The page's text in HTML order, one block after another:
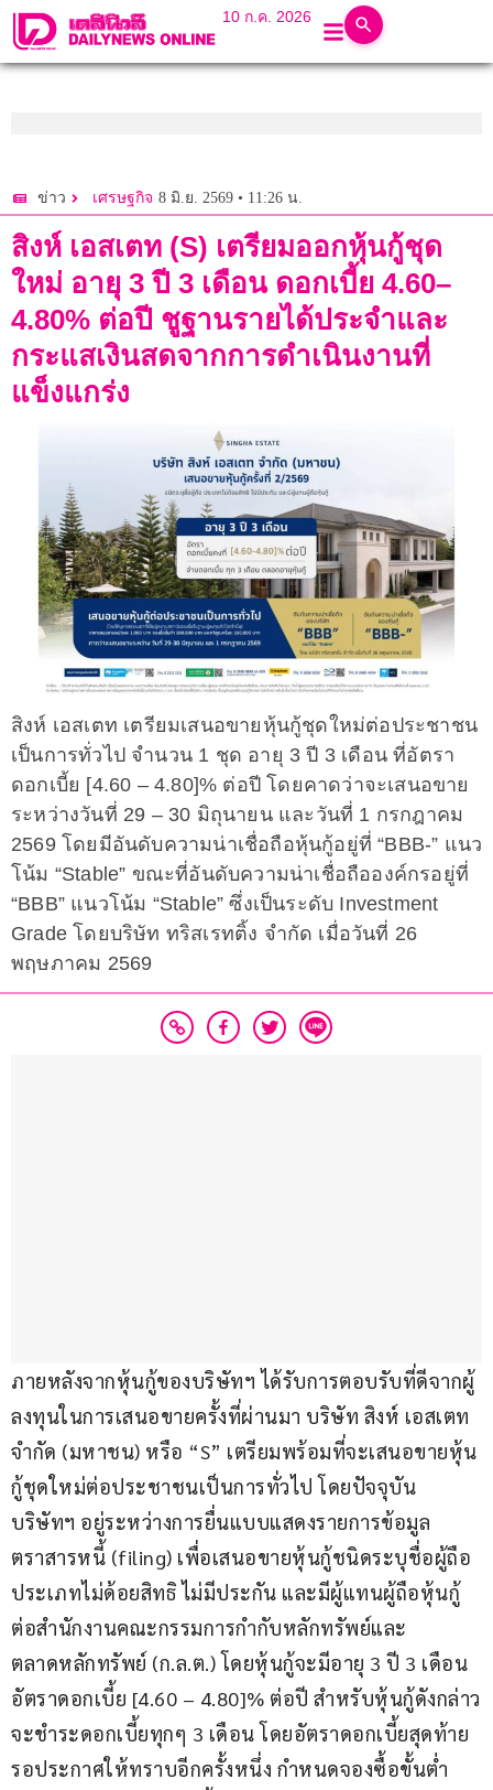
10 ก.ค. 2026
ข่าว เศรษฐกิจ 8 มิ.ย. 2569 • 11:26 น.
สิงห์ เอสเตท (S) เตรียมออกหุ้นกู้ชุด
ใหม่ อายุ 3 ปี 3 เดือน ดอกเบี้ย 4.60–
4.80% ต่อปี ชูฐานรายได้ประจำและ
กระแสเงินสดจากการดำเนินงานที่
แข็งแกร่ง
สิงห์ เอสเตท เตรียมเสนอขายหุ้นกู้ชุดใหม่ต่อประชาชน
เป็นการทั่วไป จำนวน 1 ชุด อายุ 3 ปี 3 เดือน ที่อัตรา
ดอกเบี้ย [4.60 – 4.80]% ต่อปี โดยคาดว่าจะเสนอขาย
ระหว่างวันที่ 29 – 30 มิถุนายน และวันที่ 1 กรกฎาคม
2569 โดยมีอันดับความน่าเชื่อถือหุ้นกู้อยู่ที่ “BBB-” แนว
โน้ม “Stable” ขณะที่อันดับความน่าเชื่อถือองค์กรอยู่ที่
“BBB” แนวโน้ม “Stable” ซึ่งเป็นระดับ Investment
Grade โดยบริษัท ทริสเรทติ้ง จำกัด เมื่อวันที่ 26
พฤษภาคม 2569
ภายหลังจากหุ้นกู้ของบริษัทฯ ได้รับการตอบรับที่ดีจากผู้
ลงทุนในการเสนอขายครั้งที่ผ่านมา บริษัท สิงห์ เอสเตท
จำกัด (มหาชน) หรือ “S” เตรียมพร้อมที่จะเสนอขายหุ้น
กู้ชุดใหม่ต่อประชาชนเป็นการทั่วไป โดยปัจจุบัน
บริษัทฯ อยู่ระหว่างการยื่นแบบแสดงรายการข้อมูล
ตราสารหนี้ (filing) เพื่อเสนอขายหุ้นกู้ชนิดระบุชื่อผู้ถือ
ประเภทไม่ด้อยสิทธิ ไม่มีประกัน และมีผู้แทนผู้ถือหุ้นกู้
ต่อสำนักงานคณะกรรมการกำกับหลักทรัพย์และ
ตลาดหลักทรัพย์ (ก.ล.ต.) โดยหุ้นกู้จะมีอายุ 3 ปี 3 เดือน
อัตราดอกเบี้ย [4.60 – 4.80]% ต่อปี สำหรับหุ้นกู้ดังกล่าว
จะชำระดอกเบี้ยทุกๆ 3 เดือน โดยอัตราดอกเบี้ยสุดท้าย
รอประกาศให้ทราบอีกครั้งหนึ่ง กำหนดจองซื้อขั้นต่ำ